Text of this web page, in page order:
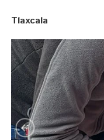
Tlaxcala